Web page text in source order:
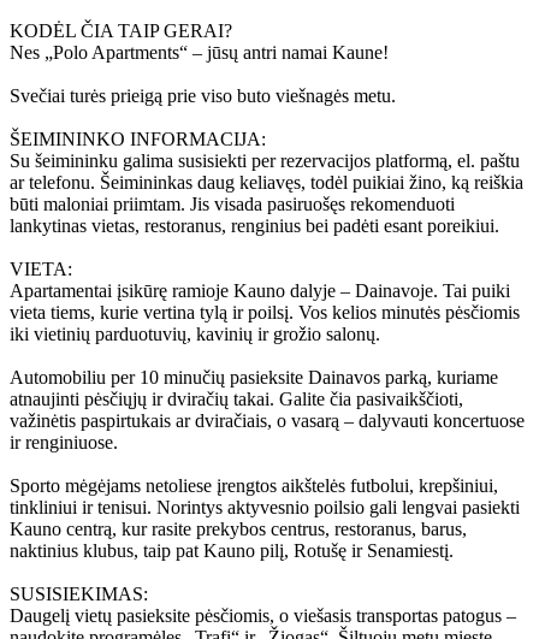
KODĖL ČIA TAIP GERAI?
Nes „Polo Apartments“ – jūsų antri namai Kaune!
Svečiai turės prieigą prie viso buto viešnagės metu.
ŠEIMININKO INFORMACIJA:
Su šeimininku galima susisiekti per rezervacijos platformą, el. paštu
ar telefonu. Šeimininkas daug keliavęs, todėl puikiai žino, ką reiškia
būti maloniai priimtam. Jis visada pasiruošęs rekomenduoti
lankytinas vietas, restoranus, renginius bei padėti esant poreikiui.
VIETA:
Apartamentai įsikūrę ramioje Kauno dalyje – Dainavoje. Tai puiki
vieta tiems, kurie vertina tylą ir poilsį. Vos kelios minutės pėsčiomis
iki vietinių parduotuvių, kavinių ir grožio salonų.
Automobiliu per 10 minučių pasieksite Dainavos parką, kuriame
atnaujinti pėsčiųjų ir dviračių takai. Galite čia pasivaikščioti,
važinėtis paspirtukais ar dviračiais, o vasarą – dalyvauti koncertuose
ir renginiuose.
Sporto mėgėjams netoliese įrengtos aikštelės futbolui, krepšiniui,
tinkliniui ir tenisui. Norintys aktyvesnio poilsio gali lengvai pasiekti
Kauno centrą, kur rasite prekybos centrus, restoranus, barus,
naktinius klubus, taip pat Kauno pilį, Rotušę ir Senamiestį.
SUSISIEKIMAS:
Daugelį vietų pasieksite pėsčiomis, o viešasis transportas patogus –